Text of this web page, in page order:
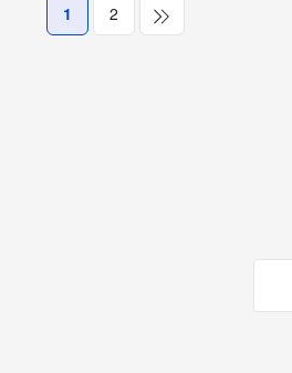
1 2